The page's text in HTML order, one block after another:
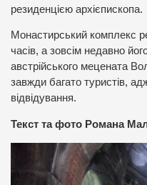
резиденцією архієпископа.
Монастирський комплекс
часів, а зовсім недавно
австрійського мецената
завжди багато туристів,
відвідування.
Текст та фото Романа